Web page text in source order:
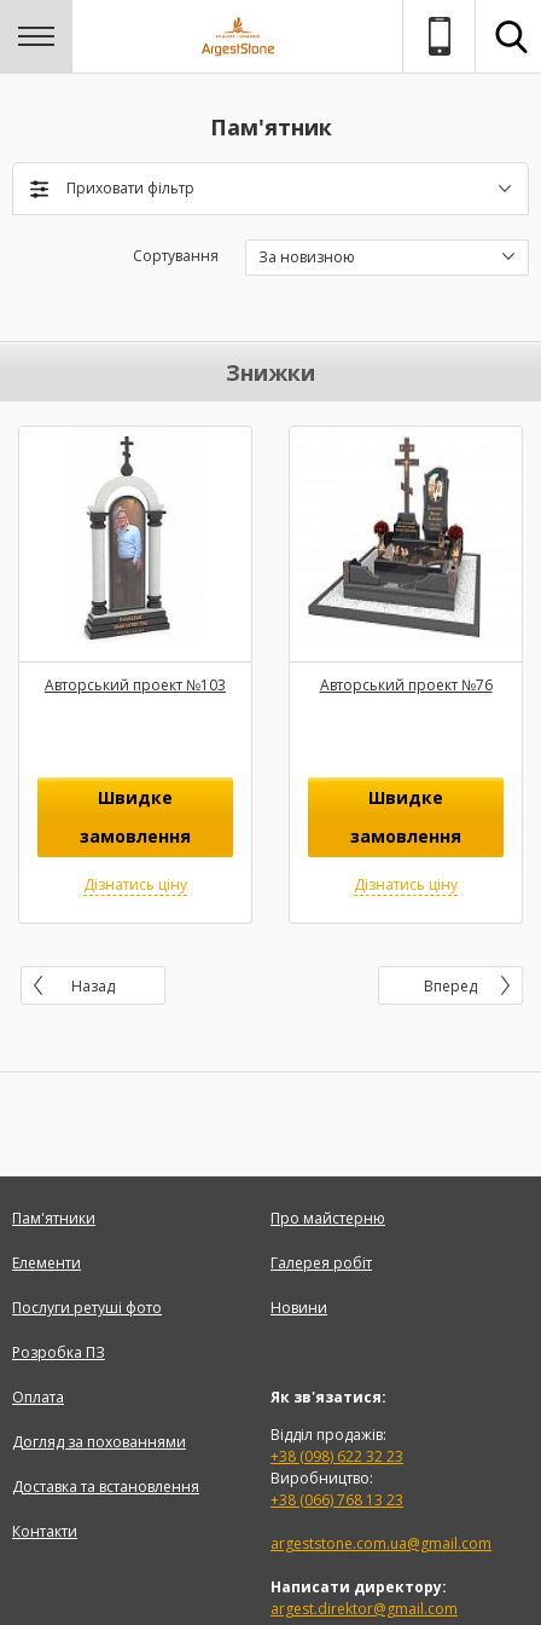
Пам'ятник
Приховати фільтр
Сортування За новизною
Знижки
Авторський проект №103
Швидке
замовлення
Дізнатись ціну
Авторський проект №76
Швидке
замовлення
Дізнатись ціну
Назад Вперед
Пам'ятники
Елементи
Послуги ретуші фото
Розробка ПЗ
Про майстерню
Галерея робіт
Новини
Оплата
Догляд за похованнями
Доставка та встановлення
Контакти
Як зв'язатися:
Відділ продажів:
+38 (098) 622 32 23
Виробництво:
+38 (066) 768 13 23
argeststone.com.ua@gmail.com
Написати директору:
argest.direktor@gmail.com